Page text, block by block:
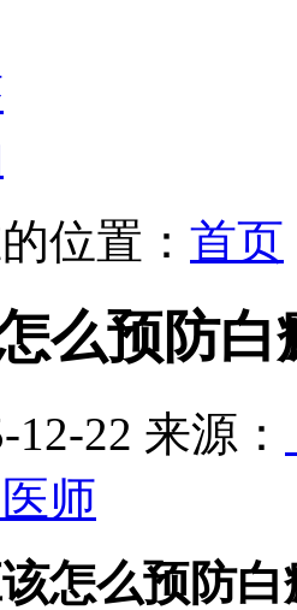
位置： 首页
么预防白
12-22 来源：
师
怎么预防白